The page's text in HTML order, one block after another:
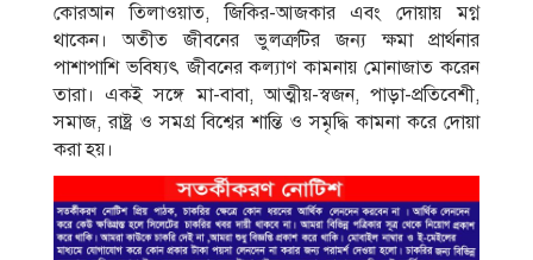
কোরআন তিলাওয়াত, জিকির-আজকার এবং দোয়ায় মগ্ন
থাকেন। অতীত জীবনের ভুলত্রুটির জন্য ক্ষমা প্রার্থনার
পাশাপাশি ভবিষ্যৎ জীবনের কল্যাণ কামনায় মোনাজাত করেন
তারা। একই সঙ্গে মা-বাবা, আত্মীয়-স্বজন, পাড়া-প্রতিবেশী,
সমাজ, রাষ্ট্র ও সমগ্র বিশ্বের শান্তি ও সমৃদ্ধি কামনা করে দোয়া
করা হয়।